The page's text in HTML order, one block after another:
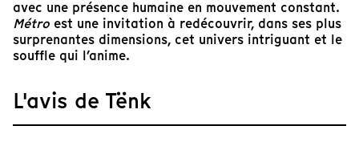
avec une présence humaine en mouvement constant.
Métro est une invitation à redécouvrir, dans ses plus
surprenantes dimensions, cet univers intriguant et le
souffle qui l’anime.
L'avis de Tënk